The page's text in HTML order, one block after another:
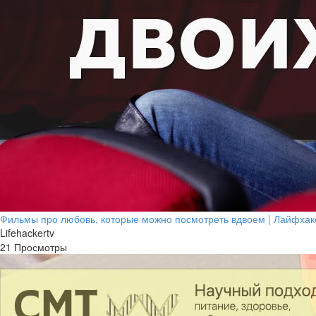
Фильмы про любовь, которые можно посмотреть вдвоем |
Lifehackertv
21 Просмотры